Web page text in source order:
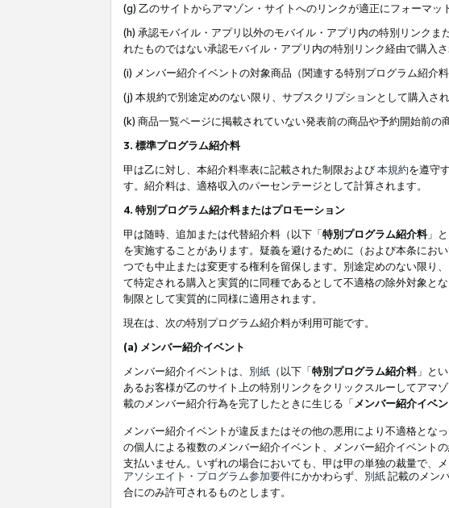
(g) 乙のサイトからアマゾン・サイトへのリンクが適正にフォーマ
(h) 承認モバイル・アプリ以外のモバイル・アプリ内の特別リンク
れたものではない承認モバイル・アプリ内の特別リンク経由で購入さ
(i) メンバー紹介イベントの対象商品（関連する特別プログラム紹介
(j) 本規約で別途定めのない限り、サブスクリプションとして購入さ
(k) 商品一覧ページに掲載されていない発表前の商品や予約開始前の商
3. 標準プログラム紹介料
甲は乙に対し、本紹介料率表に記載された制限および本規約を遵守
す。紹介料は、適格収入のパーセンテージとして計算されます。
4. 特別プログラム紹介料またはプロモーション
甲は随時、追加または代替紹介料（以下「特別プログラム紹介料」
を実施することがあります。疑義を避けるために（および本条にお
つでも中止または変更する権利を留保します。別途定めのない限り
て特定される購入と実質的に同種であるとして不適格の除外対象と
制限として実質的に同様に適用されます。
現在は、次の特別プログラム紹介料が利用可能です。
(a) メンバー紹介イベント
メンバー紹介イベントは、 別紙 （以下「特別プログラム紹介料」と
あるお客様が乙のサイト上の特別リンクをクリックスルーしてアマ
載のメンバー紹介行為を完了したときに生じる「 メンバー紹介イベ
メンバー紹介イベントが違反またはその他の悪用により不適格とな
の個人による複数のメンバー紹介イベント、メンバー紹介イベント
支払いません。いずれの場合においても、甲は甲の単独の裁量で、
アソシエイト・プログラム参加要件にかかわらず、 別紙記載のメン
合にのみ許可されるものとします。